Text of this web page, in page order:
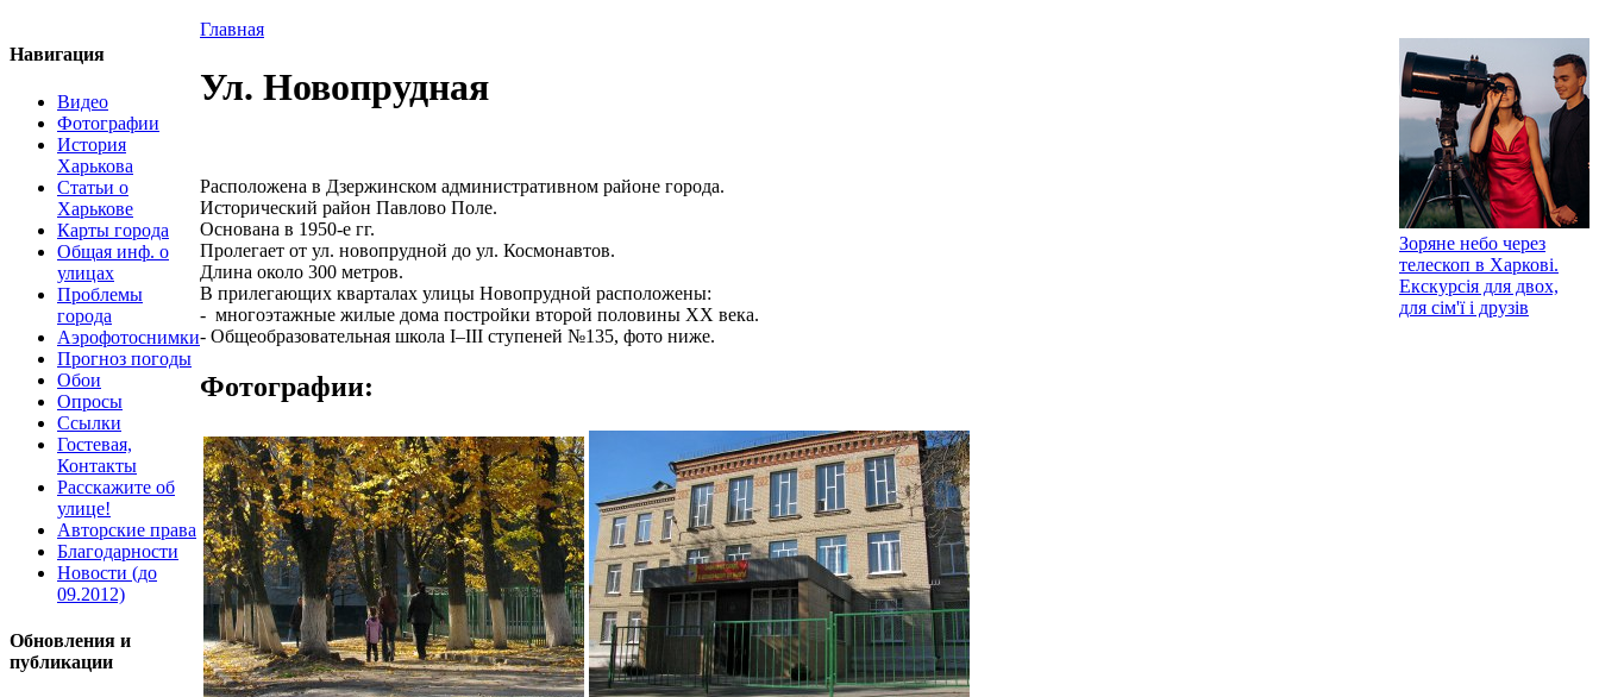
Навигация
Видео
Фотографии
История
Харькова
Статьи о
Харькове
Карты города
Общая инф. о
улицах
Проблемы
города
Аэрофотоснимки
Прогноз погоды
Обои
Опросы
Ссылки
Гостевая,
Контакты
Расскажите об
улице!
Авторские права
Благодарности
Новости (до
09.2012)
Обновления и
публикации
Главная
Ул. Новопрудная
Расположена в Дзержинском административном районе города.
Исторический район Павлово Поле.
Основана в 1950-е гг.
Пролегает от ул. новопрудной до ул. Космонавтов.
Длина около 300 метров.
В прилегающих кварталах улицы Новопрудной расположены:
- многоэтажные жилые дома постройки второй половины ХХ века.
- Общеобразовательная школа І–ІІІ ступеней №135, фото ниже.
Фотографии:
Зоряне небо через
телескоп в Харкові.
Екскурсія для двох,
для сім'ї і друзів